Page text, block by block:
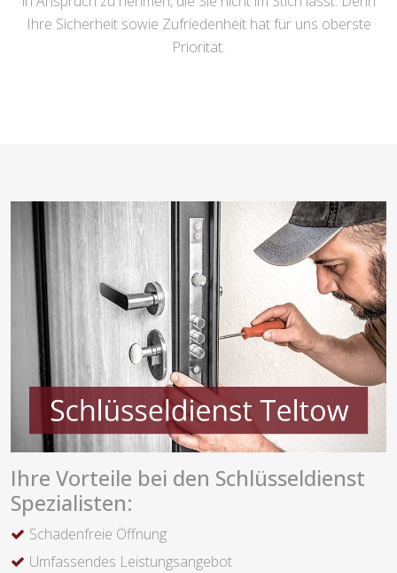
Ihre Sicherheit sowie Zufriedenheit hat für uns oberste
Priorität.
Ihre Vorteile bei den Schlüsseldienst
Spezialisten:
Schadenfreie Öffnung
Umfassendes Leistungsangebot